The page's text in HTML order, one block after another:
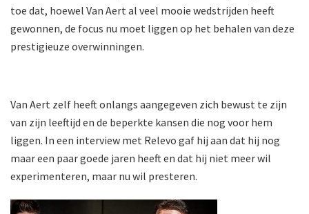
toe dat, hoewel Van Aert al veel mooie wedstrijden heeft
gewonnen, de focus nu moet liggen op het behalen van deze
prestigieuze overwinningen.
Van Aert zelf heeft onlangs aangegeven zich bewust te zijn
van zijn leeftijd en de beperkte kansen die nog voor hem
liggen. In een interview met Relevo gaf hij aan dat hij nog
maar een paar goede jaren heeft en dat hij niet meer wil
experimenteren, maar nu wil presteren.